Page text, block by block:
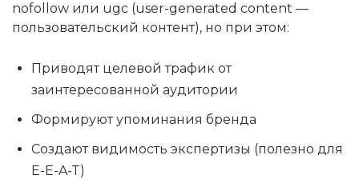
nofollow или ugc (user-generated content —
пользовательский контент), но при этом:
Приводят целевой трафик от
заинтересованной аудитории
Формируют упоминания бренда
Создают видимость экспертизы (полезно для
E-E-A-T)